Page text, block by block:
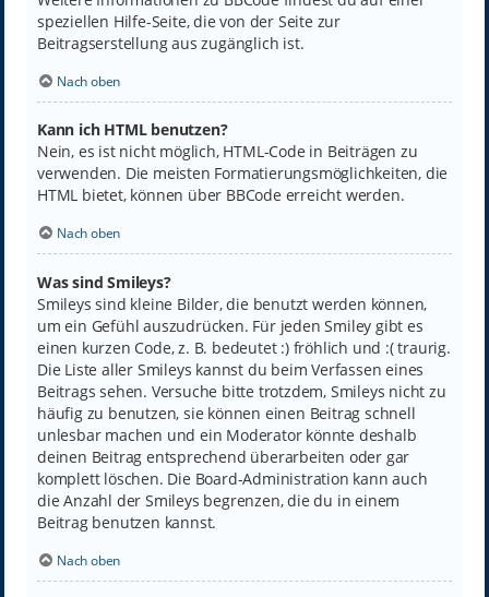
speziellen Hilfe-Seite, die von der Seite zur
Beitragserstellung aus zugänglich ist.
Nach oben
Kann ich HTML benutzen?
Nein, es ist nicht möglich, HTML-Code in Beiträgen zu
verwenden. Die meisten Formatierungsmöglichkeiten, die
HTML bietet, können über BBCode erreicht werden.
Nach oben
Was sind Smileys?
Smileys sind kleine Bilder, die benutzt werden können,
um ein Gefühl auszudrücken. Für jeden Smiley gibt es
einen kurzen Code, z. B. bedeutet :) fröhlich und :( traurig.
Die Liste aller Smileys kannst du beim Verfassen eines
Beitrags sehen. Versuche bitte trotzdem, Smileys nicht zu
häufig zu benutzen, sie können einen Beitrag schnell
unlesbar machen und ein Moderator könnte deshalb
deinen Beitrag entsprechend überarbeiten oder gar
komplett löschen. Die Board-Administration kann auch
die Anzahl der Smileys begrenzen, die du in einem
Beitrag benutzen kannst.
Nach oben